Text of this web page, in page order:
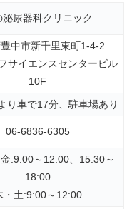
泌尿器科クリニック
中市新千里東町1-4-2
サイエンスセンタービル
10F
り車で17分、駐車場あり
06-6836-6305
:9:00～12:00、15:30～
18:00
・土:9:00～12:00